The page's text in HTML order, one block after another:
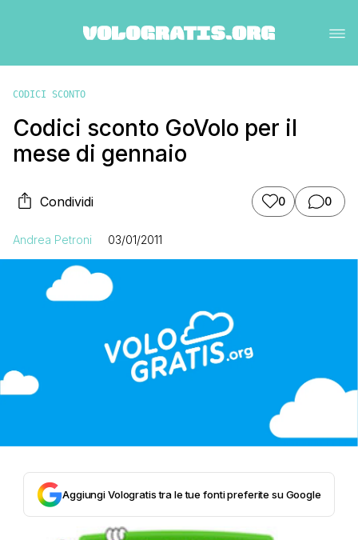
CODICI SCONTO
Codici sconto GoVolo per il
mese di gennaio
Condividi 0 0
Andrea Petroni 03/01/2011
Aggiungi Vologratis tra le tue fonti preferite su Google